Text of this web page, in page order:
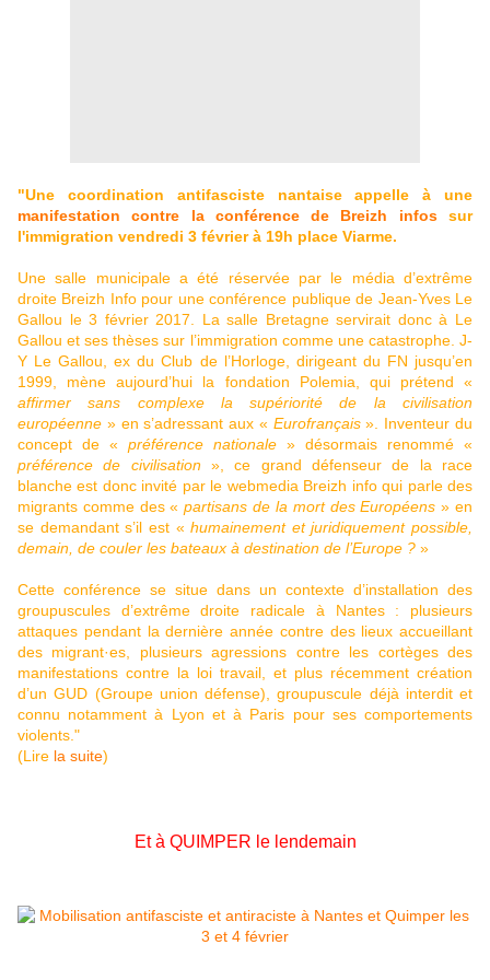
"Une coordination antifasciste nantaise appelle à une
manifestation contre la conférence de Breizh infossur
l'immigration vendredi 3 février à 19h place Viarme.
Une salle municipale a été réservée par le média d’extrême
droite Breizh Info pour une conférence publique de Jean-Yves Le
Gallou le 3 février 2017. La salle Bretagne servirait donc à Le
Gallou et ses thèses sur l’immigration comme une catastrophe. J-
Y Le Gallou, ex du Club de l’Horloge, dirigeant du FN jusqu’en
1999, mène aujourd’hui la fondation Polemia, qui prétend «
affirmer sans complexe la supériorité de la civilisation
européenne » en s’adressant aux « Eurofrançais». Inventeur du
concept de « préférence nationale » désormais renommé «
préférence de civilisation», ce grand défenseur de la race
blanche est donc invité par le webmedia Breizh info qui parle des
migrants comme des «partisans de la mort des Européens » en
se demandant s’il est «humainement et juridiquement possible,
demain, de couler les bateaux à destination de l’Europe ? »
Cette conférence se situe dans un contexte d’installation des
groupuscules d’extrême droite radicale à Nantes : plusieurs
attaques pendant la dernière année contre des lieux accueillant
des migrant·es, plusieurs agressions contre les cortèges des
manifestations contre la loi travail, et plus récemment création
d’un GUD (Groupe union défense), groupuscule déjà interdit et
connu notamment à Lyon et à Paris pour ses comportements
violents."
(Lire la suite)
Et à QUIMPER le lendemain